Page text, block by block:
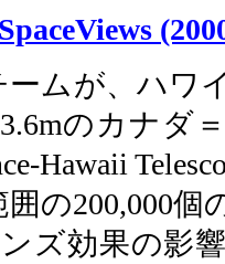
SpaceViews
ームが、ハワ
のカナダ
Hawaii
囲の200,000
ズ効果の影